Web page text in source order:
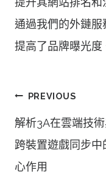
通過我們的外鏈服
提高了品牌曝光度
文
章
覽
PREVIOUS
解析3A在雲端技
跨裝置遊戲同步中
心作用